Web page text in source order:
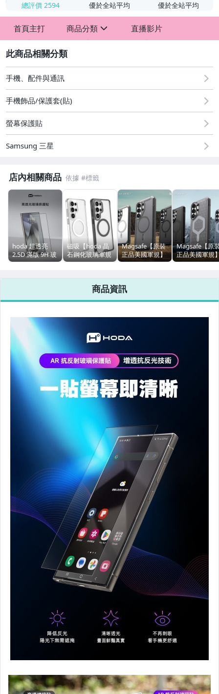
總評價 2594 優於全站平均 優於全站平均
首頁主打 商品分類
任天堂 保護殼 / 保護貼
AIRPODS 1 / 2 / 3 / PRO 殼
Apple Watch 38/40/42/44mm 錶殼
APPLE 手錶帶
UAG 美國 - 殼 / 電腦包
SwitchEyes 美國 - 手機殼 / 保護貼
imos / hoda / iCCUPY 台灣 - 手機殼
MOUS / PIPETTO / GEAR4 英國 -手機殼
STM 澳洲 - 殼 / 電腦包
SPIGEN 韓國 - 手機殼
氣墊空壓 - 手機殼 / 皮套
9M 藍寶石 - 螢幕保護貼 / 鏡頭貼
9H 類玻璃 - 鏡頭貼
9H 類玻璃 - 其他品牌螢幕保護貼
9H 強化玻璃螢幕保護貼-APPLE
9H 強化玻璃螢幕保護貼-ASUS
9H 強化玻璃螢幕保護貼-SAMSUNG
9H 強化玻璃螢幕保護貼-HTC
9H 強化玻璃螢幕保護貼-LG vivo
9H 強化玻璃螢幕保護貼-HUAWEI
直播影片
手機、配件與通訊
手機飾品/保護套(貼)
螢幕保護貼
Samsung 三星
店內相關商品
hoda 超透亮
2.5D 滿版 9H 玻
璃保護貼
S26 Plus S26
磁吸【hoda 晶
石鋼化玻璃軍規
防摔保護殼 -
Plus S26 Ultra
Magsafe【原裝
正品美國軍規】
UAG 磁吸式 雙
殼 - 三星 S26
Plus S26 ULTRA
Magsafe【原
正品美國軍規
UAG 磁吸式 輕
- 三星 S26 Plus
商品資訊